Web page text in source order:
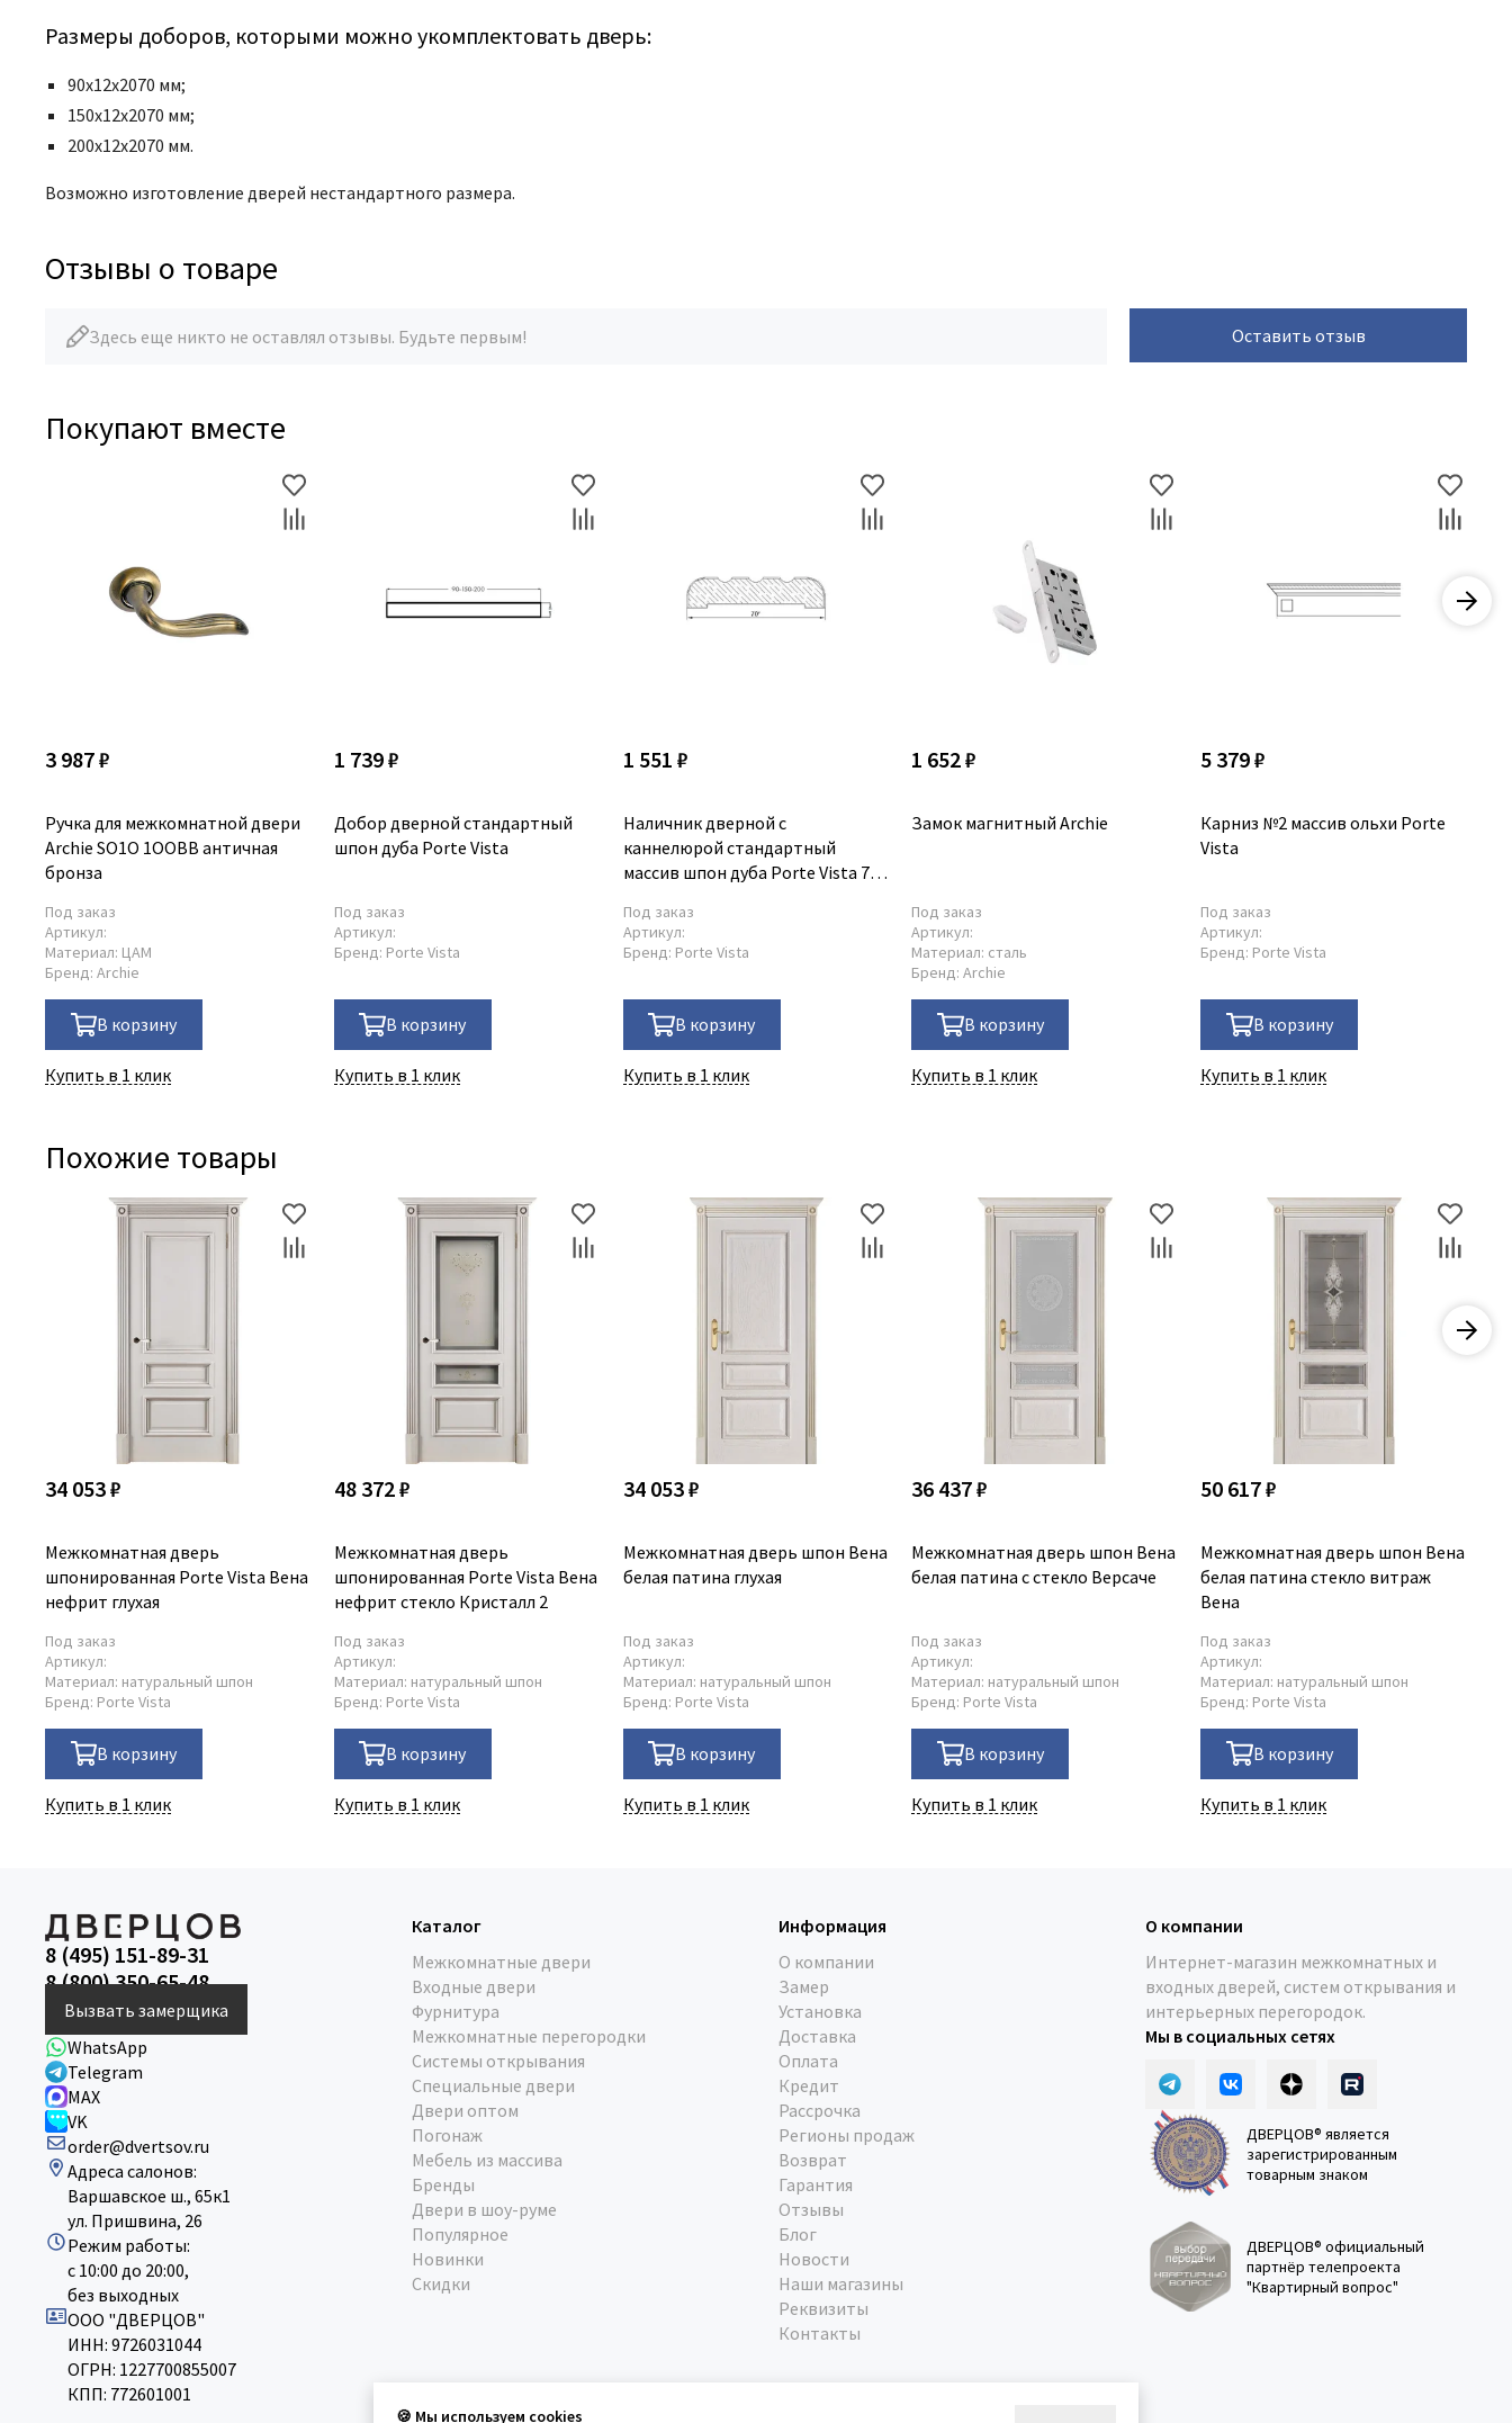
Размеры доборов, которыми можно укомплектовать дверь:
90х12х2070 мм;
150х12х2070 мм;
200х12х2070 мм.
Возможно изготовление дверей нестандартного размера.
Отзывы о товаре
Здесь еще никто не оставлял отзывы. Будьте первым! Оставить отзыв
Покупают вместе
3 987 ₽
Ручка для межкомнатной двери
Archie SO1O 1OOBB античная
бронза
Под заказ
Артикул:
Материал: ЦАМ
Бренд: Archie
В корзину
Купить в 1 клик
1 739 ₽
Добор дверной стандартный
шпон дуба Porte Vista
Под заказ
Артикул:
Бренд: Porte Vista
В корзину
Купить в 1 клик
1 551 ₽
Наличник дверной с
каннелюрой стандартный
массив шпон дуба Porte Vista 70
Под заказ
Артикул:
Бренд: Porte Vista
В корзину
Купить в 1 клик
1 652 ₽
Замок магнитный Archie
Под заказ
Артикул:
Материал: сталь
Бренд:Archie
В корзину
Купить в 1 клик
5 379 ₽
Карниз №2 массив ольхи Porte
Vista
Под заказ
Артикул:
Бренд: Porte Vista
В корзину
Купить в 1 клик
Похожие товары
34 053 ₽
Межкомнатная дверь
шпонированная Porte Vista Вена
нефрит глухая
Под заказ
Артикул:
Материал: натуральный шпон
Бренд: Porte Vista
В корзину
Купить в 1 клик
48 372 ₽
Межкомнатная дверь
шпонированная Porte Vista Вена
нефрит стекло Кристалл 2
Под заказ
Артикул:
Материал: натуральный шпон
Бренд: Porte Vista
В корзину
Купить в 1 клик
34 053 ₽
Межкомнатная дверь шпон Вена
белая патина глухая
Под заказ
Артикул:
Материал: натуральный шпон
Бренд: Porte Vista
В корзину
Купить в 1 клик
36 437 ₽
Межкомнатная дверь шпон Вена
белая патина с стекло Версаче
Под заказ
Артикул:
Материал: натуральный шпон
Бренд: Porte Vista
В корзину
Купить в 1 клик
50 617 ₽
Межкомнатная дверь шпон Вена
белая патина стекло витраж
Вена
Под заказ
Артикул:
Материал: натуральный шпон
Бренд: Porte Vista
В корзину
Купить в 1 клик
8 (495) 151-89-31
8 (800) 350-65-48
Вызвать замерщика
WhatsApp
Telegram
MAX
VK
order@dvertsov.ru
Адреса салонов:
Варшавское ш., 65к1
ул. Пришвина, 26
Режим работы:
с 10:00 до 20:00,
без выходных
ООО "ДВЕРЦОВ"
ИНН: 9726031044
ОГРН: 1227700855007
КПП: 772601001
Каталог
Межкомнатные двери
Входные двери
Фурнитура
Межкомнатные перегородки
Системы открывания
Специальные двери
Двери оптом
Погонаж
Мебель из массива
Бренды
Двери в шоу-руме
Популярное
Новинки
Скидки
Информация
О компании
Замер
Установка
Доставка
Оплата
Кредит
Рассрочка
Регионы продаж
Возврат
Гарантия
Отзывы
Блог
Новости
Наши магазины
Реквизиты
Контакты
О компании
Интернет-магазин межкомнатных и
входных дверей, систем открывания и
интерьерных перегородок.
Мы в социальных сетях
ДВЕРЦОВ® является
зарегистрированным
товарным знаком
ДВЕРЦОВ® официальный
партнёр телепроекта
"Квартирный вопрос"
🍪 Мы используем cookies